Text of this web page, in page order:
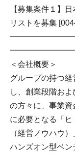
【募集案件１】
リストを募集
＜会社概要＞
グループの持つ
し、創業段階お
の方々に、事業
に必要となる「
（経営ノウハウ
ハンズオン型ベン